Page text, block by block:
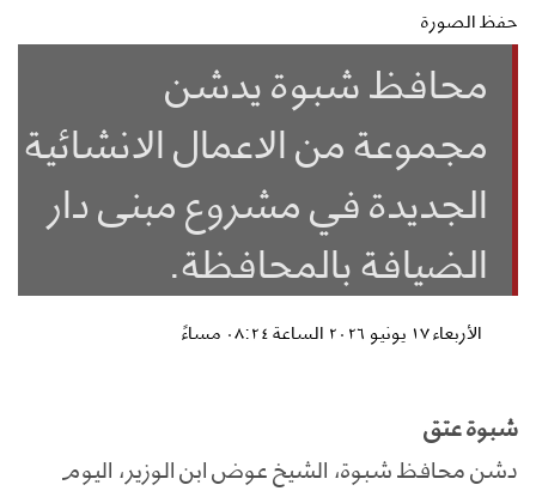
حفظ الصورة
محافظ شبوة يدشن
مجموعة من الاعمال الانشائية
الجديدة في مشروع مبنى دار
الضيافة بالمحافظة.
الأربعاء ١٧ يونيو ٢٠٢٦ الساعة ٠٨:٢٤ مساءً
شبوة عتق
دشن محافظ شبوة، الشيخ عوض ابن الوزير، اليوم